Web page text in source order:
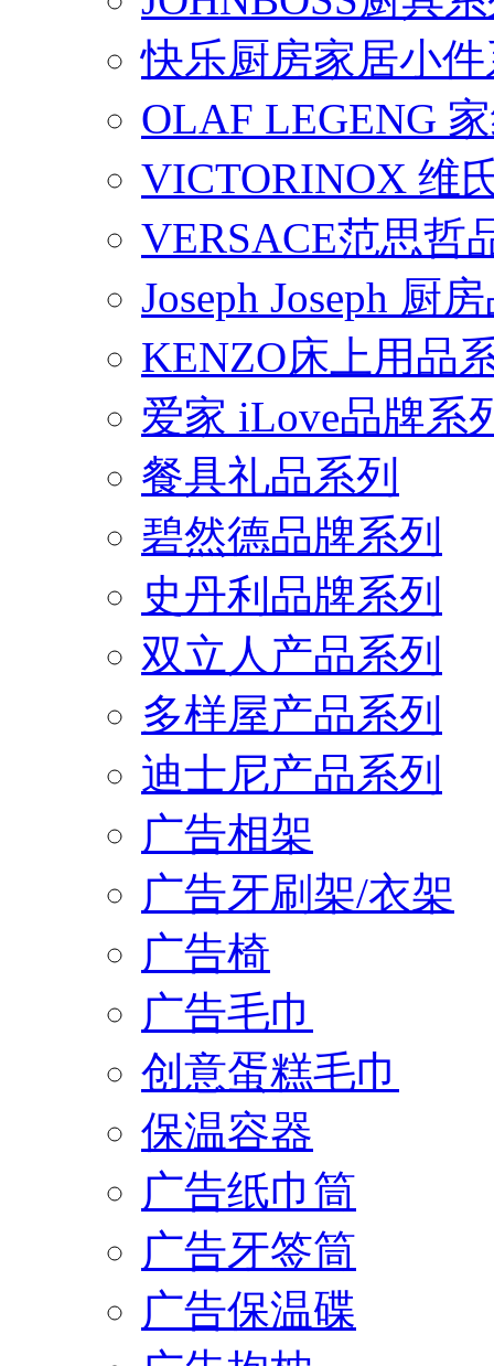
快乐厨房家居小
OLAF LEGENG
VICTORINOX 维
VERSACE范思哲
Joseph Joseph 厨
KENZO床上用品
爱家 iLove品牌系
餐具礼品系列
碧然德品牌系列
史丹利品牌系列
双立人产品系列
多样屋产品系列
迪士尼产品系列
广告相架
广告牙刷架/衣架
广告椅
广告毛巾
创意蛋糕毛巾
保温容器
广告纸巾筒
广告牙签筒
广告保温碟